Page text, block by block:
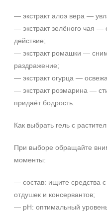
SPF 50
— экстракт алоэ вера —
— экстракт зелёного чая —
действие;
— экстракт ромашки —
раздражение;
— экстракт огурца —
— экстракт розмарина —
придаёт бодрость.
Как выбрать гель с
При выборе обращайте
моменты:
— состав: ищите средства
отдушек и консервантов;
— pH: оптимальный